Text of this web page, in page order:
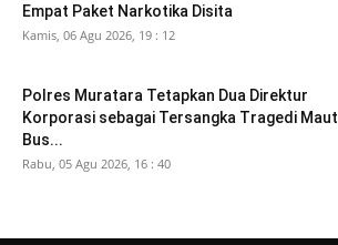
Empat Paket Narkotika Disita
Kamis, 06 Agu 2026, 19 : 12
Polres Muratara Tetapkan Dua Direktur
Korporasi sebagai Tersangka Tragedi Maut
Bus...
Rabu, 05 Agu 2026, 16 : 40